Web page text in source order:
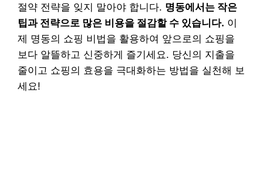
절약 전략을 잊지 말아야 합니다. 명동에서는 작은
팁과 전략으로 많은 비용을 절감할 수 있습니다. 이
제 명동의 쇼핑 비법을 활용하여 앞으로의 쇼핑을
보다 알뜰하고 신중하게 즐기세요. 당신의 지출을
줄이고 쇼핑의 효용을 극대화하는 방법을 실천해 보
세요!